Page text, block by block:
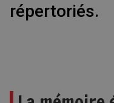
répertoriés.